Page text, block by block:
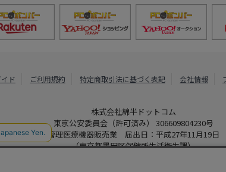
ド ご利用規約 特定商取引法に基づく表記 会社情報
株式会社綿半ドットコム
東京公安委員会（許可済み） 306609804230号
管理医療機器販売業 届出日：平成27年11月19日
（東京都墨田区保健所生活衛生課）